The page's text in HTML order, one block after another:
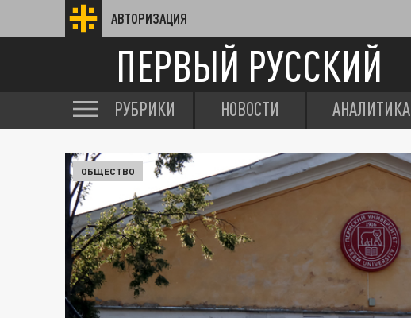
АВТОРИЗАЦИЯ
ПЕРВЫЙ РУССКИЙ
РУБРИКИ НОВОСТИ АНАЛИТИКА
ОБЩЕСТВО